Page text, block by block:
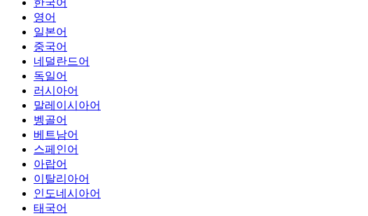
한국어
영어
일본어
중국어
네덜란드어
독일어
러시아어
말레이시아어
벵골어
베트남어
스페인어
아랍어
이탈리아어
인도네시아어
태국어